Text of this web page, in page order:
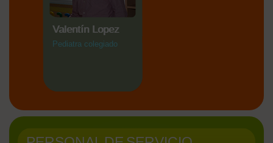
Valentín Lopez
Pediatra colegiado